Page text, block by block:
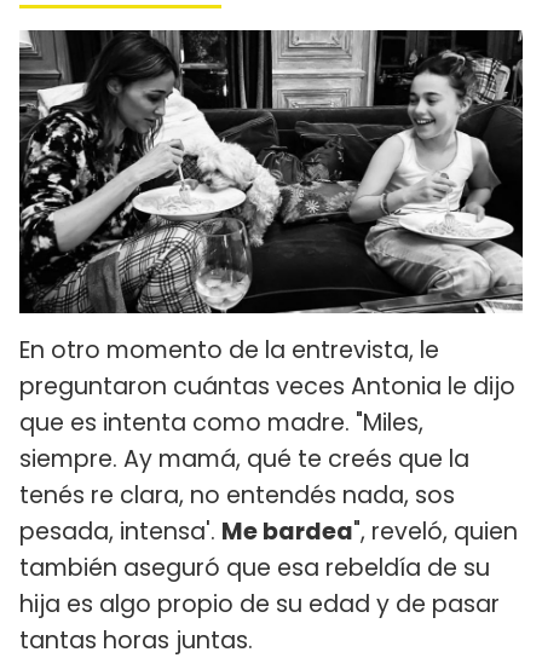
En otro momento de la entrevista, le
preguntaron cuántas veces Antonia le dijo
que es intenta como madre. "Miles,
siempre. Ay mamá, qué te creés que la
tenés re clara, no entendés nada, sos
pesada, intensa'. Me bardea", reveló, quien
también aseguró que esa rebeldía de su
hija es algo propio de su edad y de pasar
tantas horas juntas.